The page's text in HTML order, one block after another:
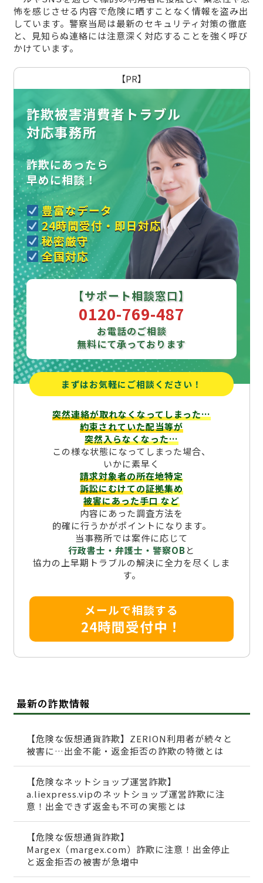
怖を感じさせる内容で危険に晒すことなく情報を盗み出
しています。警察当局は最新のセキュリティ対策の徹底
と、見知らぬ連絡には注意深く対応することを強く呼び
かけています。
【PR】
詐欺被害消費者トラブル
対応事務所
詐欺にあったら
早めに相談！
豊富なデータ
24時間受付・即日対応
秘密厳守
全国対応
【サポート相談窓口】
0120-769-487
お電話のご相談
無料にて承っております
まずはお気軽にご相談ください！
突然連絡が取れなくなってしまった…
約束されていた配当等が
突然入らなくなった…
この様な状態になってしまった場合、
いかに素早く
請求対象者の所在地特定
訴訟にむけての証拠集め
被害にあった手口など
内容にあった調査方法を
的確に行うかがポイントになります。
当事務所では案件に応じて
行政書士・弁護士・警察OBと
協力の上早期トラブルの解決に全力を尽くしま
す。
メールで相談する
24時間受付中！
最新の詐欺情報
【危険な仮想通貨詐欺】ZERION利用者が続々と
被害に…出金不能・返金拒否の詐欺の特徴とは
【危険なネットショップ運営詐欺】
a.liexpress.vipのネットショップ運営詐欺に注
意！出金できず返金も不可の実態とは
【危険な仮想通貨詐欺】
Margex（margex.com）詐欺に注意！出金停止
と返金拒否の被害が急増中